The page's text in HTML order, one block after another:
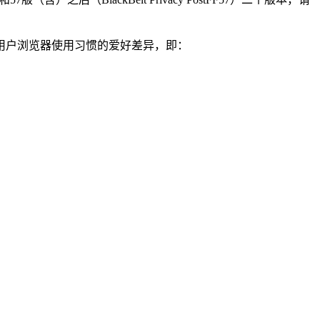
浏览器使用习惯的爱好差异，即：